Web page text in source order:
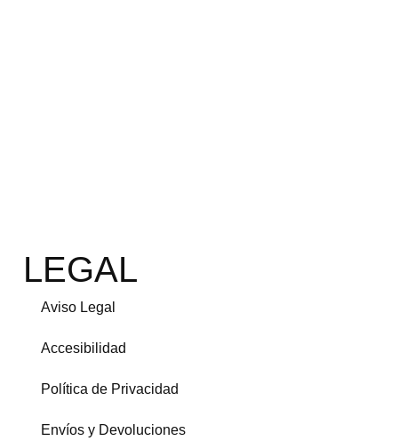
LEGAL
Aviso Legal
Accesibilidad
Política de Privacidad
Envíos y Devoluciones